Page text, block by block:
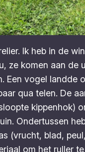
Ik heb in de
ze komen aan
Een vogel
qua telen. De
kippenhok)
Ondertussen
(vrucht, blad,
om het ruller